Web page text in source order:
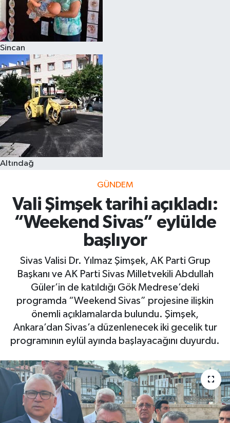
Sincan
Altındağ
GÜNDEM
Vali Şimşek tarihi açıkladı:
“Weekend Sivas” eylülde
başlıyor
Sivas Valisi Dr. Yılmaz Şimşek, AK Parti Grup
Başkanı ve AK Parti Sivas Milletvekili Abdullah
Güler’in de katıldığı Gök Medrese’deki
programda “Weekend Sivas” projesine ilişkin
önemli açıklamalarda bulundu. Şimşek,
Ankara’dan Sivas’a düzenlenecek iki gecelik tur
programının eylül ayında başlayacağını duyurdu.